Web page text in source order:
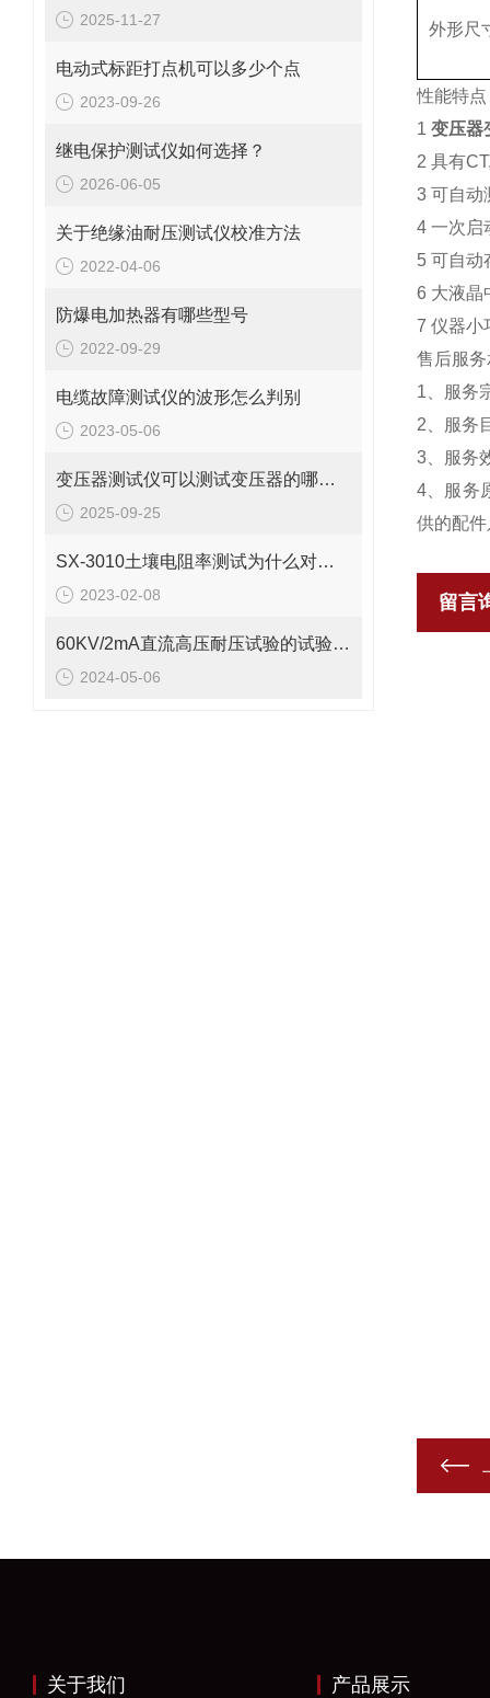
2025-11-27
电动式标距打点机可以多少个点
2023-09-26
继电保护测试仪如何选择？
2026-06-05
关于绝缘油耐压测试仪校准方法
2022-04-06
防爆电加热器有哪些型号
2022-09-29
电缆故障测试仪的波形怎么判别
2023-05-06
变压器测试仪可以测试变压器的哪些性能
2025-09-25
SX-3010土壤电阻率测试为什么对安全的电气接地设计很重要
2023-02-08
60KV/2mA直流高压耐压试验的试验要求
2024-05-06
外形尺
性能特点
1 变压器
2 具有
3 可自动
4 一次启
5 可自动
6 大液晶
7 仪器小
售后服
1、服务
2、服务
3、服务
4、服务
供的配
留言
关于我们 产品展示